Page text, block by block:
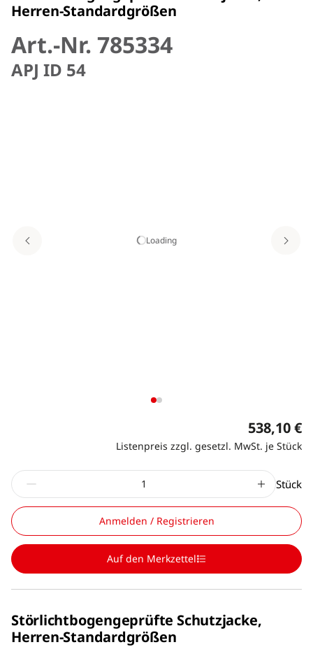
Herren-Standardgrößen
Art.-Nr. 785334
APJ ID 54
Loading
538,10 €
Listenpreis zzgl. gesetzl. MwSt. je Stück
Stück
Anmelden / Registrieren
Auf den Merkzettel
Störlichtbogengeprüfte Schutzjacke,
Herren-Standardgrößen